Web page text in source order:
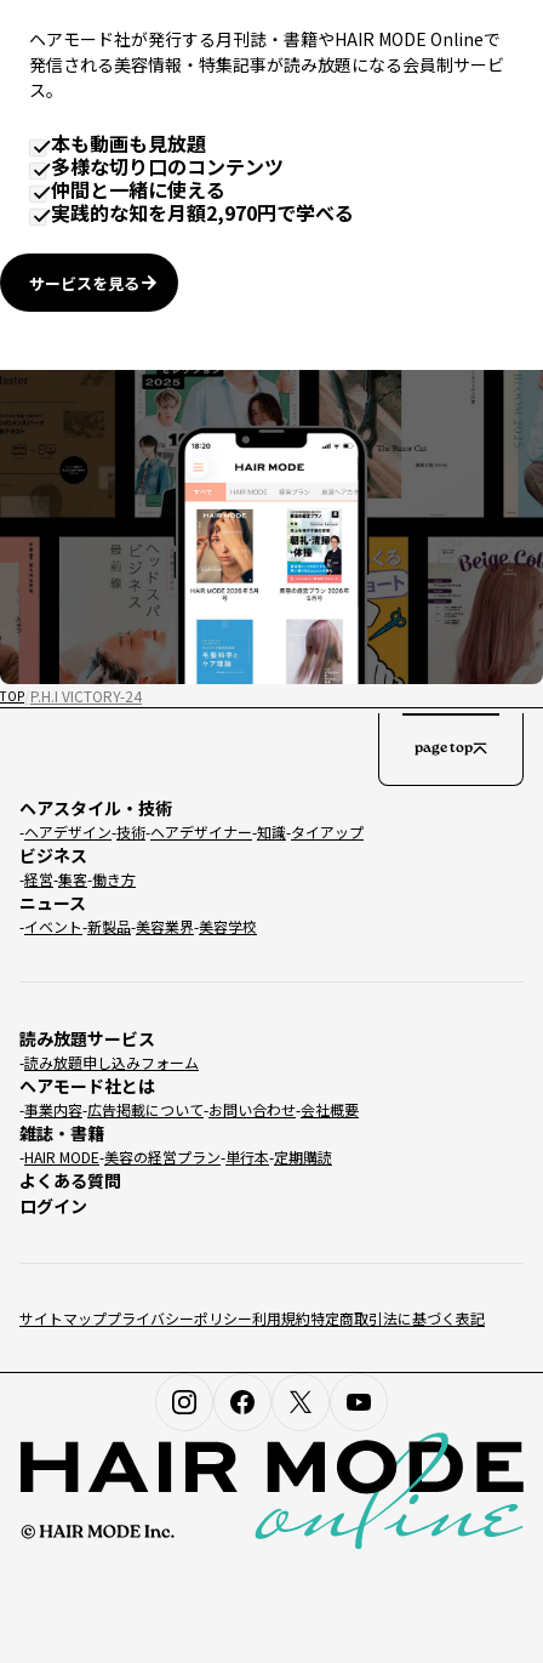
ヘアモード社が発行する月刊誌・書籍やHAIR MODE Onlineで
発信される美容情報・特集記事が読み放題になる会員制サービ
ス。
本も動画も見放題
多様な切り口のコンテンツ
仲間と一緒に使える
実践的な知を月額2,970円で学べる
サービスを見る
TOP P.H.I VICTORY-24
サイトマッププライバシーポリシー利用規約特定商取引法に基づく表記
ヘアスタイル・技術
ヘアデザイン 技術 ヘアデザイナー 知識 タイアップ
ビジネス
経営 集客 働き方
ニュース
イベント 新製品 美容業界 美容学校
読み放題サービス
読み放題申し込みフォーム
ヘアモード社とは
事業内容 広告掲載について お問い合わせ 会社概要
雑誌・書籍
HAIR MODE 美容の経営プラン 単行本 定期購読
よくある質問
ログイン
page top